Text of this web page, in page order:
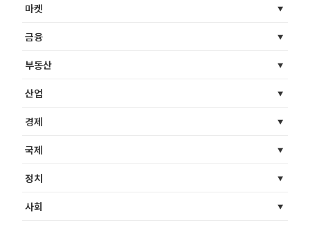
마켓
금융
부동산
산업
경제
국제
정치
사회